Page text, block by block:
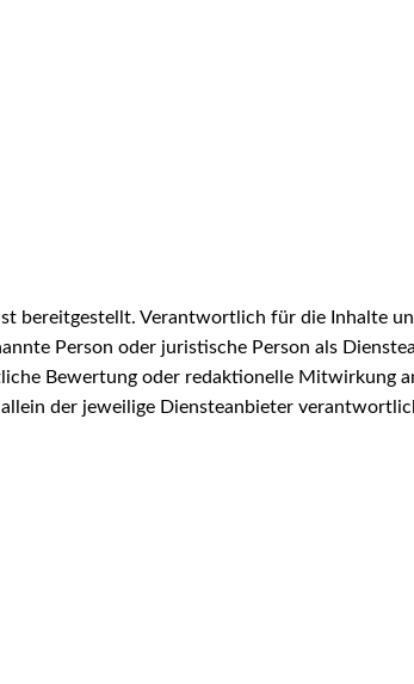
bereitgestellt. Verantwortlich für die Inhalte
Person oder juristische Person als
Bewertung oder redaktionelle Mitwirkung
der jeweilige Diensteanbieter